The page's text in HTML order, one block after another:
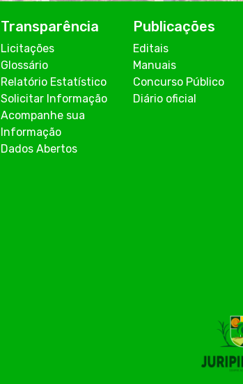
Transparência
Licitações
Glossário
Relatório Estatístico
Solicitar Informação
Acompanhe sua
Informação
Dados Abertos
Publicações
Editais
Manuais
Concurso Público
Diário oficial